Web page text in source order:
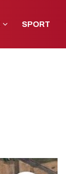
SPORT